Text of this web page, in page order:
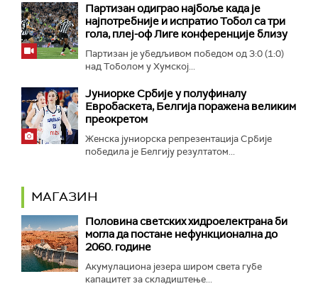
Партизан одиграо најбоље када је
најпотребније и испратио Тобол са три
гола, плеј-оф Лиге конференције близу
Партизан је убедљивом победом од 3:0 (1:0)
над Тоболом у Хумској...
Јуниорке Србије у полуфиналу
Евробаскета, Белгија поражена великим
преокретом
Женска јуниорска репрезентација Србије
победила је Белгију резултатом...
МАГАЗИН
Половина светских хидроелектрана би
могла да постане нефункционална до
2060. године
Акумулациона језера широм света губе
капацитет за складиштење...